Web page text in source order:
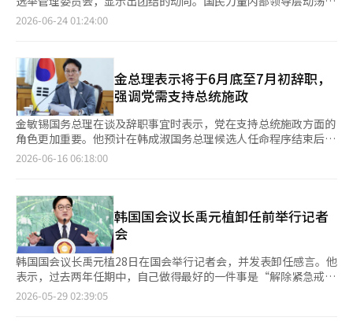
调查也在拖延。” 他还表示：“制宪日不是对在野党的最后通牒
的借口”，并强调：“今天应纪念的不是制宪日的外壳，而是‘讨
朗等前国会议员则分别获得了感谢状。※ 本报道经人工智能（AI）
系统翻译与编辑。
案表示担忧”，并指出：“尽管如此，执政的共同民主党仍然强行
推动，而总统则以实施细则作出回应。”他还表示：“让我想起了
在明总统）将会提出修宪以谋求连任，而现在讨论的一次性修宪也
是为他铺路。”关于6·3地方选举投票用纸不足事件的选举委员会
特别检察，他强调应由在野党推荐特别检察。他表示：“此次特别
检察从一开始就是国民的要求，最终国民促成了共同民主党接受特
别检察。”并指出：“国民期待的特别检察应由在野党推荐，调查
范围无限制。”他补充道：“这样国民才能相信调查结果。”并对
共同民主党表示：“如果继续以‘床上特别检察’来应对，最终将
加速政权的崩溃。”※ 本报道经人工智能（AI）系统翻译与编辑。
张东赫代表在保守派联合中被排除，前景更加黯淡。国民力量议员
议员，包括朱豪英、金基贤、尹在玉，以及“替代与未来”及亲韩
东勋派的议员们。改革新党院内代表千夏兰和韩东勋也出席，引起
关注。李成权在讨论会上对张东赫提出的“全面重新选举”表示反
对。他指出：“恢复选民的选举权非常重要，但全面重新选举的主
张可能与现行法律和宪法不符，可能导致选民的选举权再次被剥
夺，因此必须坚决排除与舞弊论的关联。”千夏兰也表示：“选举
权受损的问题应避免过度的党派性，受损的选民中不仅有国民力量
的支持者，还有希望投票给民主党和改革新党的选民。”他进一步
声的群体，必须以全民参与的方式推动运动。”关于选举委员会，
千夏兰表示：“不仅要改革，还应解散。”他批评说：“李在明总
统和共同民主党急于进行一次性改革，但在问题原因和对策尚未明
确的情况下，试图混淆视听是不合适的。”韩东勋则指出：“这种
程度的无能就是腐败”，并表示选举委员会未能妥善管理投票用纸
的原因在于缺乏有效监督。他对李在明总统提出了批评，要求其对
投票用纸不足事件承担责任。他强调：“李总统和民主党像受害者
一样提出‘一次性宪法修正’的建议，而不是参与推动修宪进程，
2026-06-24 01:24:00
金总理表示将于6月底至7月初辞职，
强调党需支持总统施政
金敏锡国务总理在谈及辞职事宜时表示，党在支持总统施政方面的
角色更加重要。他预计在韩成淑国务总理候选人任命程序结束后，
最早将在6月底至7月初辞职。 据15日联合新闻社报道，金总理在
和高效”。 金总理解释道：“国会的立法工作需要更快推进，随
着任期中期的到来，政治上也面临困难，因此党更稳定地支持政府
和总统是更好的选择。” 对于被提名为新总理的韩成淑候选人，
金总理表示了期待。他称赞韩候选人：“在一起工作时，看到她的
表现非常出色”，并认为她具备推动民生和经济复苏以及实现人工
智能转型所需的能力。 关于是否参选8月的执政党代表，金总理保
持沉默。他表示：“在正式回归后再谈出马与否比较合适。” 对
于李在明总统近期对执政党的“责任”强调，金总理表示：“我认
2026-06-16 06:18:00
韩国国会议长禹元植卸任前举行记者
会
韩国国会议长禹元植28日在国会举行记者会，并发表卸任感言。他
表示，过去两年任期中，自己做得最好的一件事是“解除紧急戒
严”，而最遗憾、未能实现的事情则是“修宪”。当天距离第22届
2026-05-29 02:39:05